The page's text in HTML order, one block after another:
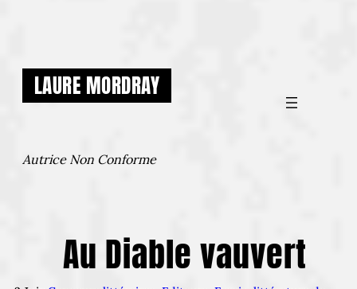
LAURE MORDRAY
Autrice Non Conforme
Au Diable vauvert